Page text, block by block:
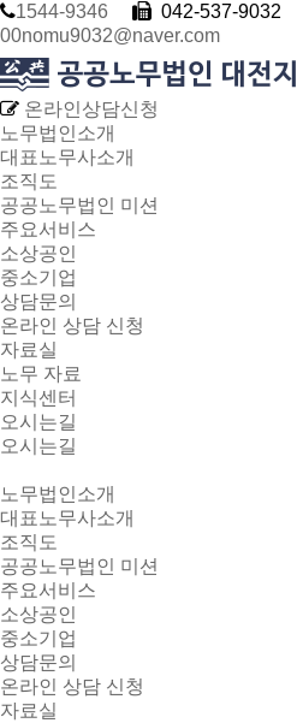
1544-9346
042-537-9032
00nomu9032@naver.com
온라인상담신청
노무법인소개
대표노무사소개
조직도
공공노무법인 미션
주요서비스
소상공인
중소기업
상담문의
온라인 상담 신청
자료실
노무 자료
지식센터
오시는길
오시는길
노무법인소개
대표노무사소개
조직도
공공노무법인 미션
주요서비스
소상공인
중소기업
상담문의
온라인 상담 신청
자료실